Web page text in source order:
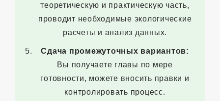
теоретическую и практическую часть,
проводит необходимые экологические
расчеты и анализ данных.
Сдача промежуточных вариантов:
Вы получаете главы по мере
готовности, можете вносить правки и
контролировать процесс.